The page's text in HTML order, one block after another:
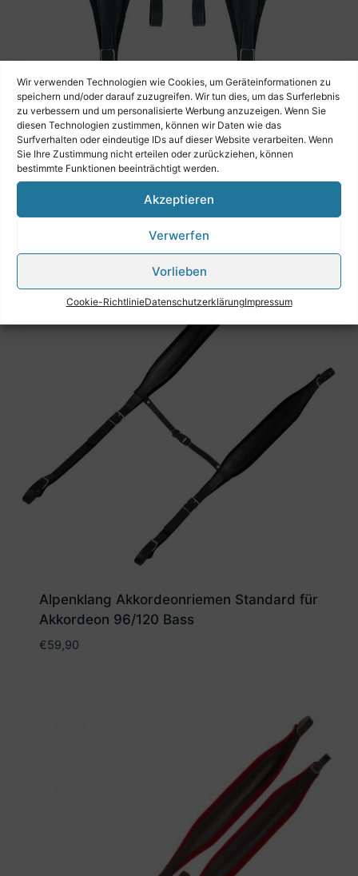
Wir verwenden Technologien wie Cookies, um Geräteinformationen zu
speichern und/oder darauf zuzugreifen. Wir tun dies, um das Surferlebnis
zu verbessern und um personalisierte Werbung anzuzeigen. Wenn Sie
diesen Technologien zustimmen, können wir Daten wie das
Surfverhalten oder eindeutige IDs auf dieser Website verarbeiten. Wenn
Sie Ihre Zustimmung nicht erteilen oder zurückziehen, können
bestimmte Funktionen beeinträchtigt werden.
Akzeptieren
Verwerfen
Vorlieben
Cookie-RichtlinieDatenschutzerklärungImpressum
Boston Akkordeonriemen 96-120 Bässe
Spaltleder, Samt-Auflagen, schwarz
Alpenklang Akkordeonriemen Standard für
Akkordeon 96/120 Bass
€59,90